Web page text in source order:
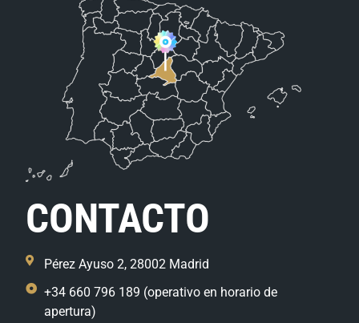
CONTACTO
Pérez Ayuso 2, 28002 Madrid
+34 660 796 189 (operativo en horario de
apertura)